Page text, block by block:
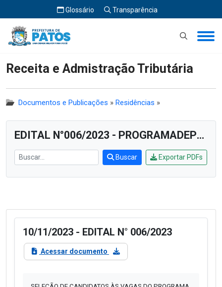
Glossário Transparência
Início Receita e Admistração Tributária
Receita e Admistração Tributária
Documentos e Publicações » Residências »
EDITAL N°006/2023 - PROGRAMADEPÓSGRADUAÇÃO NA MODALIDADE DE RESIDÊNCIA MULTIPROFISSIONAL EMATENÇÃOPRIMÁRIA À SAÚDE PARA O PERÍODO LETIVO
Buscar Exportar PDFs
10/11/2023 - EDITAL N° 006/2023
Acessar documento